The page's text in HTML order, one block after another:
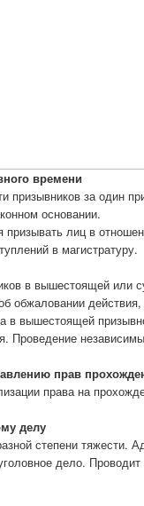
времени
призывников за один
основании.
лиц в
в магистратуру.
в вышестоящей или
обжаловании
в вышестоящей
Проведение
прав
права на
делу
степени тяжести.
дело.